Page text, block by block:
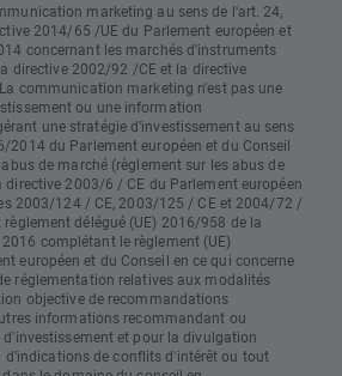
marketing au sens de l'art. 24,
2014/65 /UE du Parlement européen et
concernant les marchés d'instruments
directive 2002/92 /CE et la directive
communication marketing n'est pas une
ou une information
une stratégie d'investissement au sens
2014 du Parlement européen et du Conseil
de marché (règlement sur les abus de
2003/6 / CE du Parlement européen
2003/124 / CE, 2003/125 / CE et 2004/72 /
délégué (UE) 2016/958 de la
complétant le règlement (UE)
européen et du Conseil en ce qui concerne
réglementation relatives aux modalités
objective de recommandations
informations recommandant ou
et pour la divulgation
d'indications de conflits d'intérêt ou tout